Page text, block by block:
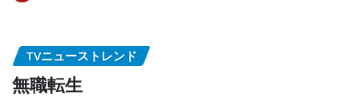
TVニューストレンド
無職転生